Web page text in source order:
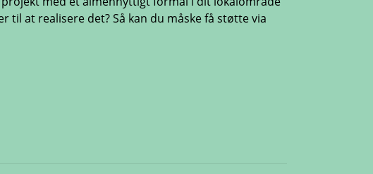
til at realisere det? Så kan du måske få støtte via